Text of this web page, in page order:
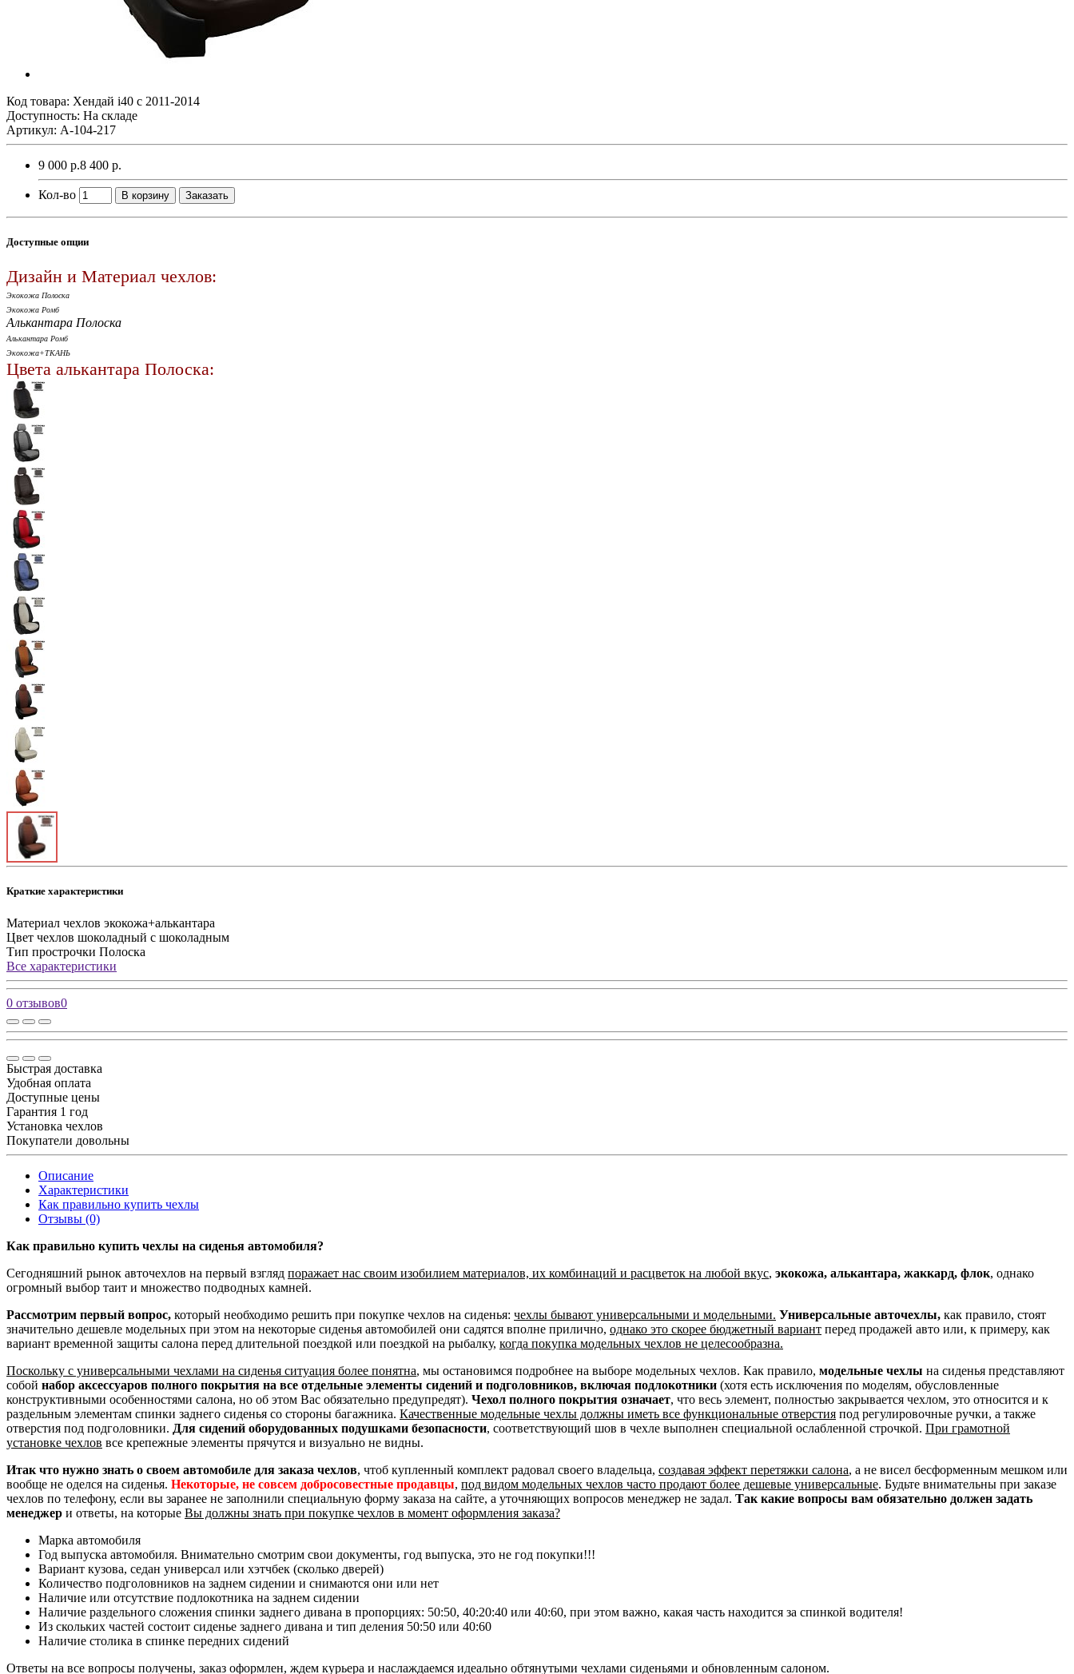
Код товара: Хендай i40 с 2011-2014
Доступность: На складе
Артикул: A-104-217
9 000 р.8 400 р.
Кол-во В корзину Заказать
Доступные опции
Дизайн и Материал чехлов:
Экокожа Полоска
Экокожа Ромб
Алькантара Полоска
Алькантара Ромб
Экокожа+ТКАНЬ
Цвета алькантара Полоска:
Краткие характеристики
Материал чехлов экокожа+алькантара
Цвет чехлов шоколадный с шоколадным
Тип прострочки Полоска
Все характеристики
0 отзывов0
Быстрая доставка
Удобная оплата
Доступные цены
Гарантия 1 год
Установка чехлов
Покупатели довольны
Описание
Характеристики
Как правильно купить чехлы
Отзывы (0)
Как правильно купить чехлы на сиденья автомобиля?
Сегодняшний рынок авточехлов на первый взгляд поражает нас своим изобилием материалов, их комбинаций и расцветок на любой вкус, экокожа, алькантара, жаккард, флок, однако
огромный выбор таит и множество подводных камней.
Рассмотрим первый вопрос, который необходимо решить при покупке чехлов на сиденья: чехлы бывают универсальными и модельными. Универсальные авточехлы, как правило, стоят
значительно дешевле модельных при этом на некоторые сиденья автомобилей они садятся вполне прилично, однако это скорее бюджетный вариант перед продажей авто или, к примеру, как
вариант временной защиты салона перед длительной поездкой или поездкой на рыбалку, когда покупка модельных чехлов не целесообразна.
Поскольку с универсальными чехлами на сиденья ситуация более понятна, мы остановимся подробнее на выборе модельных чехлов. Как правило, модельные чехлы на сиденья представляют
собой набор аксессуаров полного покрытия на все отдельные элементы сидений и подголовников, включая подлокотники (хотя есть исключения по моделям, обусловленные
конструктивными особенностями салона, но об этом Вас обязательно предупредят). Чехол полного покрытия означает, что весь элемент, полностью закрывается чехлом, это относится и к
раздельным элементам спинки заднего сиденья со стороны багажника. Качественные модельные чехлы должны иметь все функциональные отверстия под регулировочные ручки, а также
отверстия под подголовники. Для сидений оборудованных подушками безопасности, соответствующий шов в чехле выполнен специальной ослабленной строчкой. При грамотной
установке чехлов все крепежные элементы прячутся и визуально не видны.
Итак что нужно знать о своем автомобиле для заказа чехлов, чтоб купленный комплект радовал своего владельца, создавая эффект перетяжки салона, а не висел бесформенным мешком или
вообще не оделся на сиденья. Некоторые, не совсем добросовестные продавцы, под видом модельных чехлов часто продают более дешевые универсальные. Будьте внимательны при заказе
чехлов по телефону, если вы заранее не заполнили специальную форму заказа на сайте, а уточняющих вопросов менеджер не задал. Так какие вопросы вам обязательно должен задать
менеджер и ответы, на которые Вы должны знать при покупке чехлов в момент оформления заказа?
Марка автомобиля
Год выпуска автомобиля. Внимательно смотрим свои документы, год выпуска, это не год покупки!!!
Вариант кузова, седан универсал или хэтчбек (сколько дверей)
Количество подголовников на заднем сидении и снимаются они или нет
Наличие или отсутствие подлокотника на заднем сидении
Наличие раздельного сложения спинки заднего дивана в пропорциях: 50:50, 40:20:40 или 40:60, при этом важно, какая часть находится за спинкой водителя!
Из скольких частей состоит сиденье заднего дивана и тип деления 50:50 или 40:60
Наличие столика в спинке передних сидений
Ответы на все вопросы получены, заказ оформлен, ждем курьера и наслаждаемся идеально обтянутыми чехлами сиденьями и обновленным салоном.